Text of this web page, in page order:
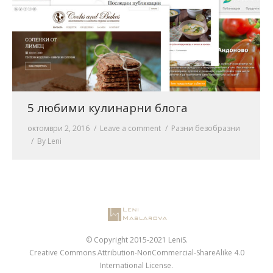
5 любими кулинарни блога
октомври 2, 2016 Leave a comment
Разни безобразни
By Leni
© Copyright 2015-2021 LeniS.
Creative Commons Attribution-NonCommercial-ShareAlike 4.0
International License.